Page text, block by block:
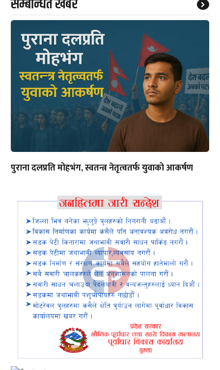
सम्बन्धित खबर
पुराना दलप्रति मोहभंग, स्वतन्त्र नेतृत्वतर्फ युवाको आकर्षण